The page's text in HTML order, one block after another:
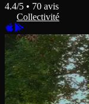
4.4/5 • 70 avis
Collectivité